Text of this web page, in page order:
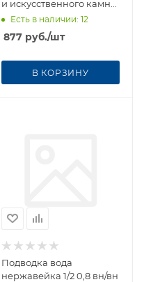
и искусственного камня
Bergauf Extra Fixer (С2Т)
Есть в наличии: 12
877руб./шт
В КОРЗИНУ
Подводка вода
нержавейка 1/2 0,8 вн/вн